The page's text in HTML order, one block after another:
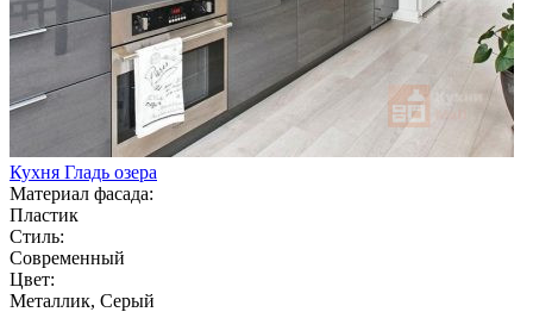
Кухня Гладь озера
Материал фасада:
Пластик
Стиль:
Современный
Цвет:
Металлик, Серый